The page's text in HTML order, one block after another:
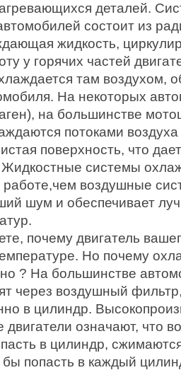
деталей.
состоит из
жидкость,
у горячих частей
там воздухом,
На некоторых
на большинстве
потоками
поверхность, что
Жидкостные системы
воздушные
шум и обеспечивает
почему двигатель
Но почему
? На большинстве
через воздушный
в цилиндр.
двигатели означают, что
в цилиндр,
бы попасть в каждый